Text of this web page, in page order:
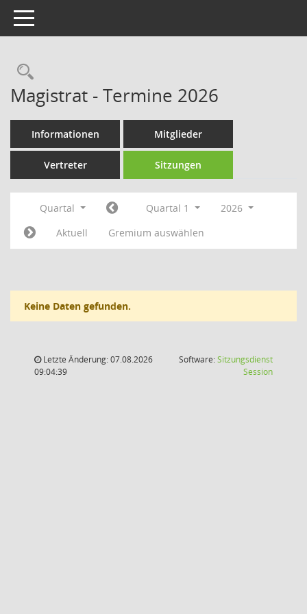
Toggle navigation
Rechercheauswahl
Magistrat - Termine 2026
Informationen Mitglieder
Vertreter Sitzungen
Quartal Quartal 1
2026
Aktuell
Gremium auswählen
Keine Daten gefunden.
Letzte Änderung: 07.08.2026
09:04:39
Software:Sitzungsdienst
Session(Wird in